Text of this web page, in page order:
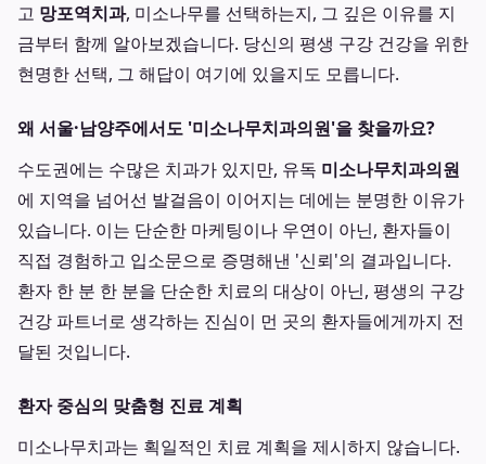
고 망포역치과, 미소나무를 선택하는지, 그 깊은 이유를 지
금부터 함께 알아보겠습니다. 당신의 평생 구강 건강을 위한
현명한 선택, 그 해답이 여기에 있을지도 모릅니다.
왜 서울·남양주에서도 '미소나무치과의원'을 찾을까요?
수도권에는 수많은 치과가 있지만, 유독 미소나무치과의원
에 지역을 넘어선 발걸음이 이어지는 데에는 분명한 이유가
있습니다. 이는 단순한 마케팅이나 우연이 아닌, 환자들이
직접 경험하고 입소문으로 증명해낸 '신뢰'의 결과입니다.
환자 한 분 한 분을 단순한 치료의 대상이 아닌, 평생의 구강
건강 파트너로 생각하는 진심이 먼 곳의 환자들에게까지 전
달된 것입니다.
환자 중심의 맞춤형 진료 계획
미소나무치과는 획일적인 치료 계획을 제시하지 않습니다.